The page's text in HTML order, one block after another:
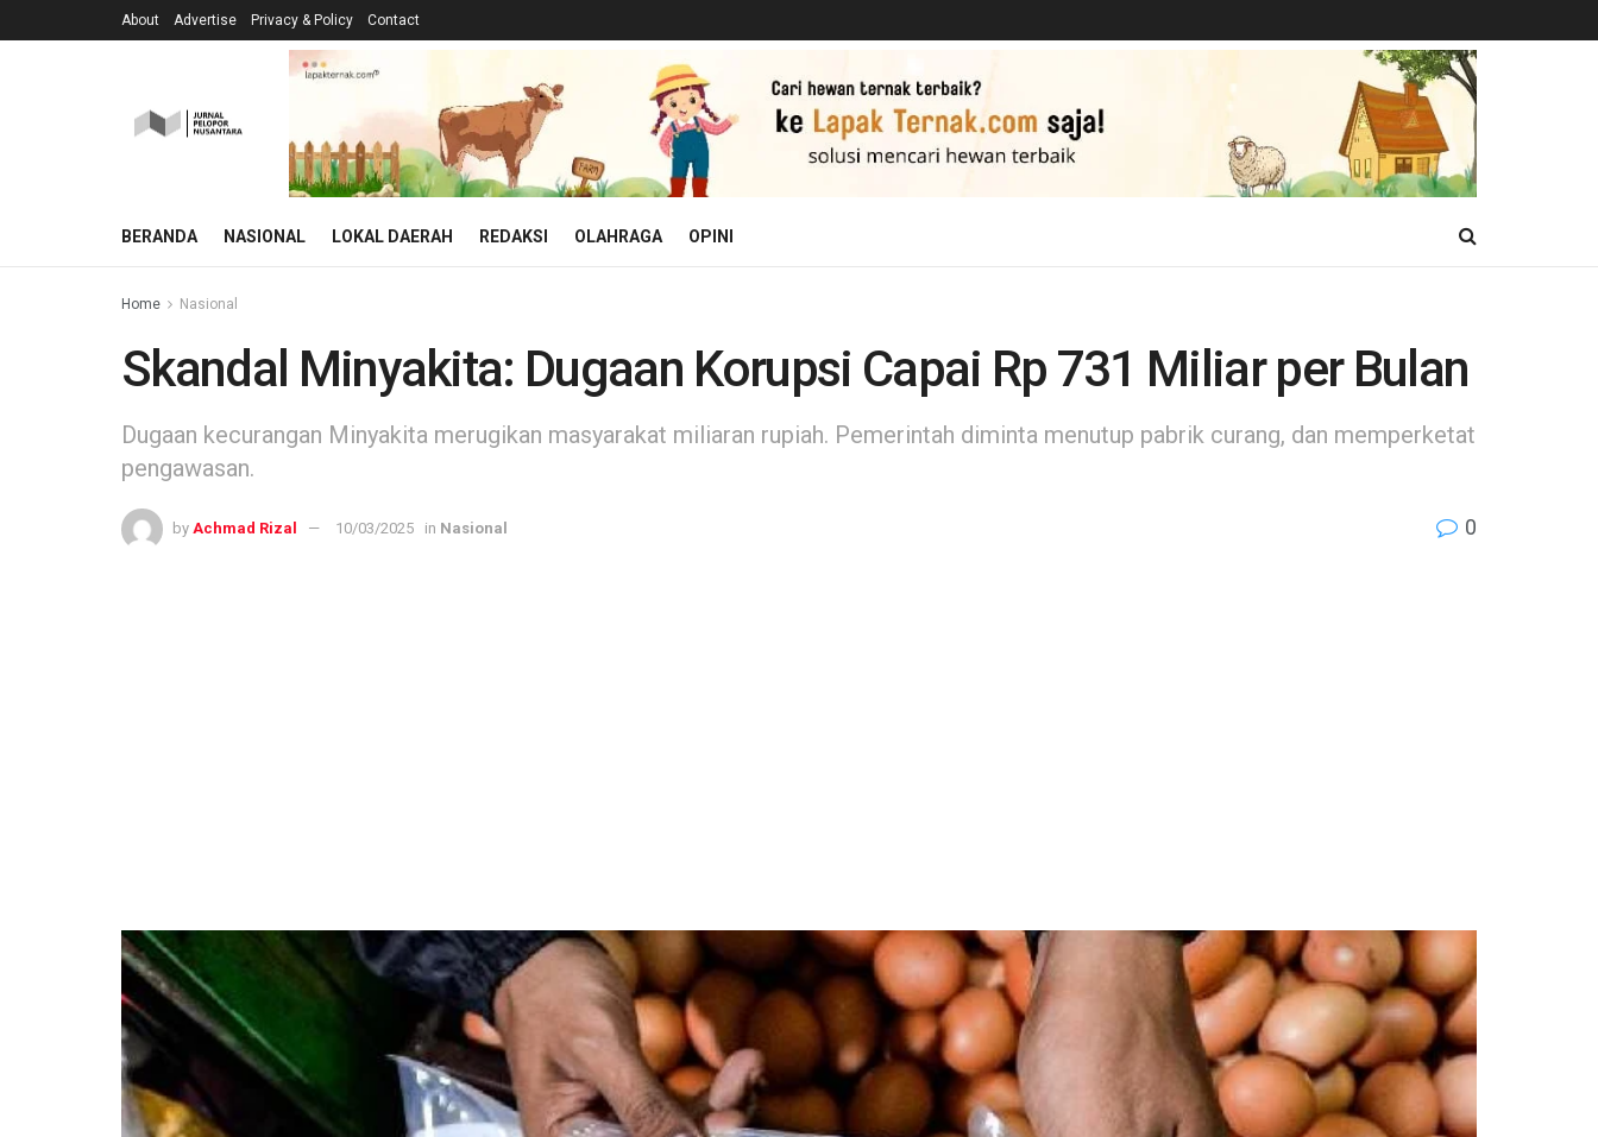
About Advertise Privacy & Policy Contact
BERANDA NASIONAL LOKAL DAERAH REDAKSI OLAHRAGA OPINI
Home Nasional
Skandal Minyakita: Dugaan Korupsi Capai Rp 731 Miliar per Bulan
Dugaan kecurangan Minyakita merugikan masyarakat miliaran rupiah. Pemerintah diminta menutup pabrik curang, dan memperketat
pengawasan.
by Achmad Rizal 10/03/2025 in Nasional 0